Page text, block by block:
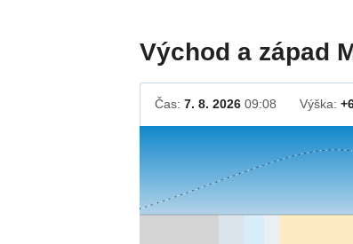
Východ a západ
Čas:7. 8. 2026 09:08 Výška: